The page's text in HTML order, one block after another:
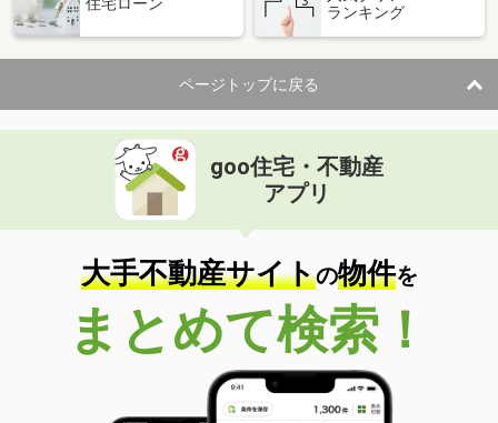
ランキング
ページトップに戻る
goo住宅・不動産
アプリ
大手不動産サイトの物件を
まとめて検索！